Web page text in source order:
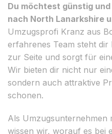
Du möchtest günstig
nach North Lanarkshire
Umzugsprofi Kranz aus
erfahrenes Team steht dir
zur Seite und sorgt für
Wir bieten dir nicht nur
sondern auch attraktive
schonen.
Als Umzugsunternehmen
wissen wir, worauf es bei